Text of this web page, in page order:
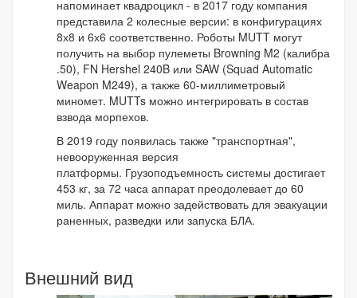
напоминает квадроцикл - в 2017 году компания
представила 2 колесные версии: в конфигурациях
8х8 и 6х6 соответственно. Роботы MUTT могут
получить на выбор пулеметы Browning M2 (калибра
.50), FN Hershel 240B или SAW (Squad Automatic
Weapon M249), а также 60-миллиметровый
миномет. MUTTs можно интегрировать в состав
взвода морпехов.
В 2019 году появилась также "транспортная",
невооруженная версия
платформы. Грузоподъемность системы достигает
453 кг, за 72 часа аппарат преодолевает до 60
миль. Аппарат можно задействовать для эвакуации
раненных, разведки или запуска БЛА.
Внешний вид